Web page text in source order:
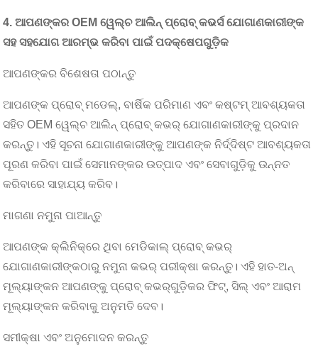
4. ଆପଣଙ୍କର OEM ୱେଲ୍ଚ ଆଲିନ୍ ପ୍ରୋବ୍ କଭର୍ସ ଯୋଗାଣକାରୀଙ୍କ
ସହ ସହଯୋଗ ଆରମ୍ଭ କରିବା ପାଇଁ ପଦକ୍ଷେପଗୁଡ଼ିକ
ଆପଣଙ୍କର ବିଶେଷତା ପଠାନ୍ତୁ
ଆପଣଙ୍କ ପ୍ରୋବ୍ ମଡେଲ୍, ବାର୍ଷିକ ପରିମାଣ ଏବଂ କଷ୍ଟମ୍ ଆବଶ୍ୟକତା
ସହିତ OEM ୱେଲ୍ଚ ଆଲିନ୍ ପ୍ରୋବ୍ କଭର୍ ଯୋଗାଣକାରୀଙ୍କୁ ପ୍ରଦାନ
କରନ୍ତୁ। ଏହି ସୂଚନା ଯୋଗାଣକାରୀଙ୍କୁ ଆପଣଙ୍କ ନିର୍ଦ୍ଦିଷ୍ଟ ଆବଶ୍ୟକତା
ପୂରଣ କରିବା ପାଇଁ ସେମାନଙ୍କର ଉତ୍ପାଦ ଏବଂ ସେବାଗୁଡ଼ିକୁ ଉନ୍ନତ
କରିବାରେ ସାହାଯ୍ୟ କରିବ।
ମାଗଣା ନମୁନା ପାଆନ୍ତୁ
ଆପଣଙ୍କ କ୍ଲିନିକ୍‌ରେ ଥିବା ମେଡିକାଲ୍ ପ୍ରୋବ୍ କଭର୍
ଯୋଗାଣକାରୀଙ୍କଠାରୁ ନମୁନା କଭର୍ ପରୀକ୍ଷା କରନ୍ତୁ। ଏହି ହାତ-ଅନ୍
ମୂଲ୍ୟାଙ୍କନ ଆପଣଙ୍କୁ ପ୍ରୋବ୍ କଭର୍‌ଗୁଡ଼ିକର ଫିଟ୍, ସିଲ୍ ଏବଂ ଆରାମ
ମୂଲ୍ୟାଙ୍କନ କରିବାକୁ ଅନୁମତି ଦେବ।
ସମୀକ୍ଷା ଏବଂ ଅନୁମୋଦନ କରନ୍ତୁ